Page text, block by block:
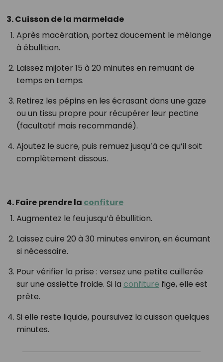
3. Cuisson de la marmelade
Après macération, portez doucement le mélange
à ébullition.
Laissez mijoter 15 à 20 minutes en remuant de
temps en temps.
Retirez les pépins en les écrasant dans une gaze
ou un tissu propre pour récupérer leur pectine
(facultatif mais recommandé).
Ajoutez le sucre, puis remuez jusqu’à ce qu’il soit
complètement dissous.
4. Faire prendre la confiture
Augmentez le feu jusqu’à ébullition.
Laissez cuire 20 à 30 minutes environ, en écumant
si nécessaire.
Pour vérifier la prise : versez une petite cuillerée
sur une assiette froide. Si la confiture fige, elle est
prête.
Si elle reste liquide, poursuivez la cuisson quelques
minutes.